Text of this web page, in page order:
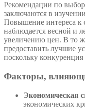
Рекомендации по
заключаются в
Повышение интереса к
наблюдается весной и
увеличению цен. В то
предоставить лучшие
поскольку
Факторы,
Экономическая
экономических